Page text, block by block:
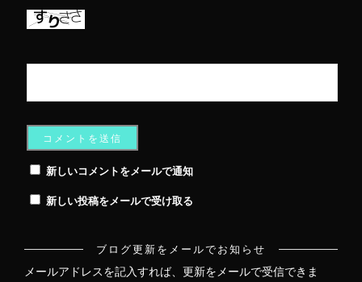
新しいコメントをメールで通知
新しい投稿をメールで受け取る
ブログ更新をメールでお知らせ
メールアドレスを記入すれば、更新をメールで受信できま